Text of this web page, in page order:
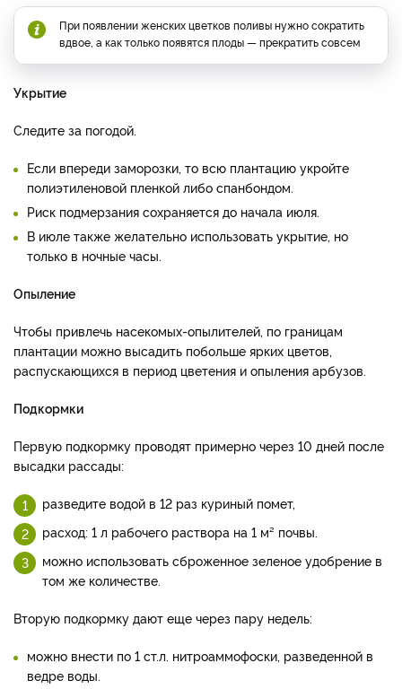
При появлении женских цветков поливы нужно сократить
вдвое, а как только появятся плоды — прекратить совсем
Укрытие
Следите за погодой.
Если впереди заморозки, то всю плантацию укройте
полиэтиленовой пленкой либо спанбондом.
Риск подмерзания сохраняется до начала июля.
В июле также желательно использовать укрытие, но
только в ночные часы.
Опыление
Чтобы привлечь насекомых-опылителей, по границам
плантации можно высадить побольше ярких цветов,
распускающихся в период цветения и опыления арбузов.
Подкормки
Первую подкормку проводят примерно через 10 дней после
высадки рассады:
разведите водой в 12 раз куриный помет,
расход: 1 л рабочего раствора на 1 м² почвы.
можно использовать сброженное зеленое удобрение в
том же количестве.
Вторую подкормку дают еще через пару недель:
можно внести по 1 ст.л. нитроаммофоски, разведенной в
ведре воды.